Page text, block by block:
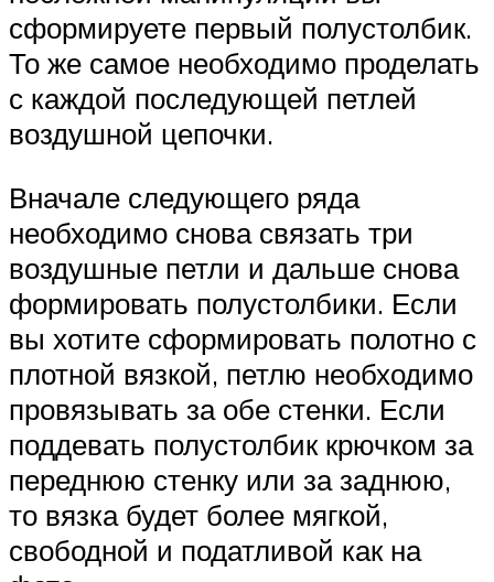
сформируете первый полустолбик.
То же самое необходимо проделать
с каждой последующей петлей
воздушной цепочки.
Вначале следующего ряда
необходимо снова связать три
воздушные петли и дальше снова
формировать полустолбики. Если
вы хотите сформировать полотно с
плотной вязкой, петлю необходимо
провязывать за обе стенки. Если
поддевать полустолбик крючком за
переднюю стенку или за заднюю,
то вязка будет более мягкой,
свободной и податливой как на